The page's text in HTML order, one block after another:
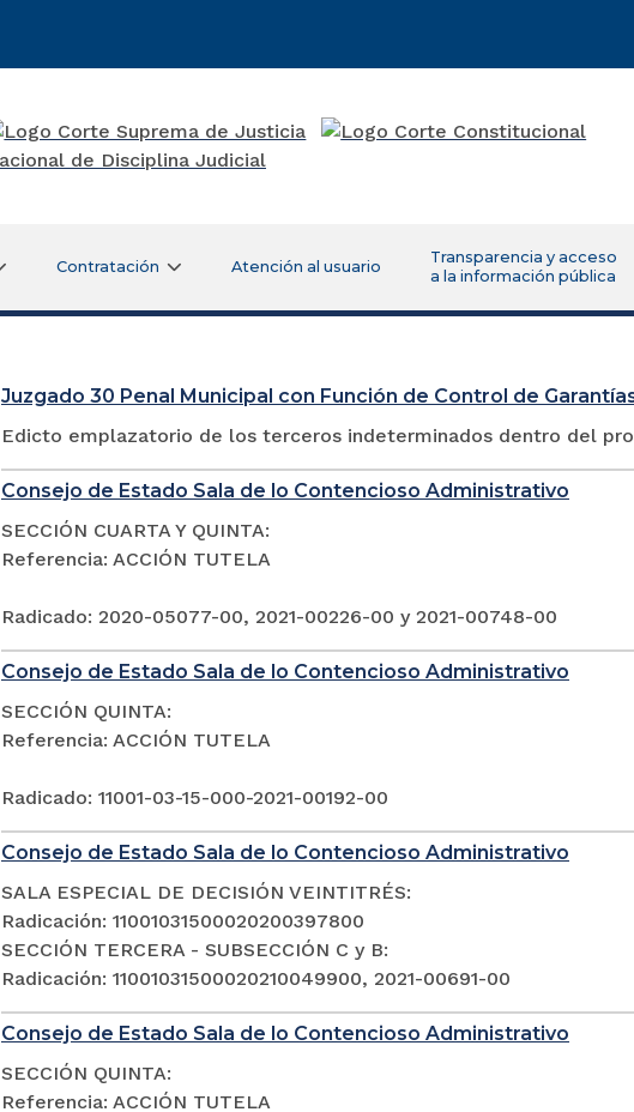
Contratación Atención al usuario
Transparencia y acceso
a la información pública
Juzgado 30 Penal Municipal con Función de Control de
Edicto emplazatorio de los terceros indeterminados dentro del
Consejo de Estado Sala de lo Contencioso Administrativo
SECCIÓN CUARTA Y QUINTA:
Referencia: ACCIÓN TUTELA
Radicado: 2020-05077-00, 2021-00226-00 y 2021-00748-00
Consejo de Estado Sala de lo Contencioso Administrativo
SECCIÓN QUINTA:
Referencia: ACCIÓN TUTELA
Radicado: 11001-03-15-000-2021-00192-00
Consejo de Estado Sala de lo Contencioso Administrativo
SALA ESPECIAL DE DECISIÓN VEINTITRÉS:
Radicación: 11001031500020200397800
SECCIÓN TERCERA - SUBSECCIÓN C y B:
Radicación: 11001031500020210049900, 2021-00691-00
Consejo de Estado Sala de lo Contencioso Administrativo
SECCIÓN QUINTA:
Referencia: ACCIÓN TUTELA